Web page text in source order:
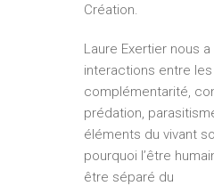
Création.
Laure Exertier nous
interactions entre
complémentarité,
prédation,
éléments du vivant
pourquoi l’être
être séparé du